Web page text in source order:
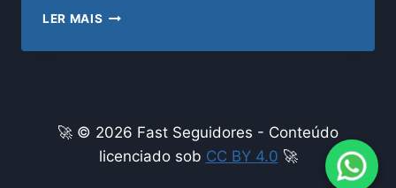
LER MAIS FACEBOOK
COMO
E
RÁPIDO
🚀 © 2026 Fast Seguidores - Conteúdo
licenciado sob CC BY 4.0 🚀